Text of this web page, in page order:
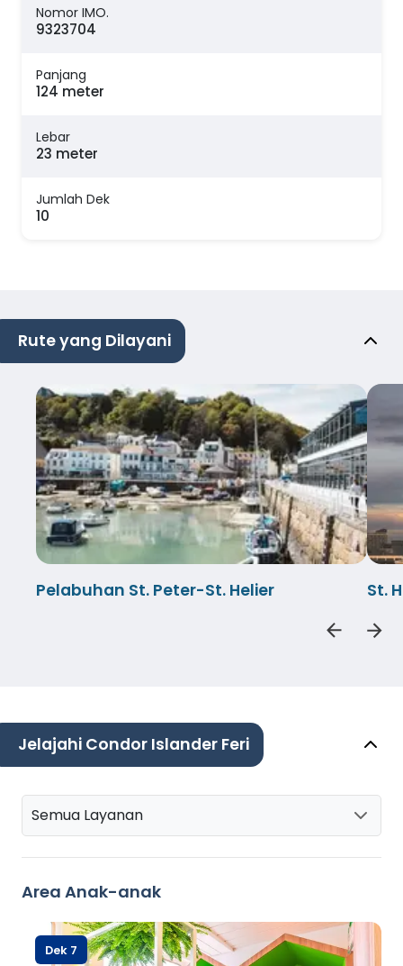
Nomor IMO.
9323704
Panjang
124 meter
Lebar
23 meter
Jumlah Dek
10
Rute yang Dilayani
Pelabuhan St. Peter-St. Helier St.
Jelajahi Condor Islander Feri
Semua Layanan
Area Anak-anak
Dek 7